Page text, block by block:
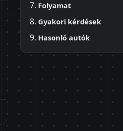
Folyamat
Gyakori kérdések
Hasonló autók